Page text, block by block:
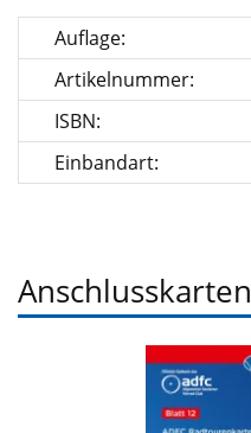
Auflage:
Artikelnummer:
ISBN:
Einbandart:
Anschlusskarten